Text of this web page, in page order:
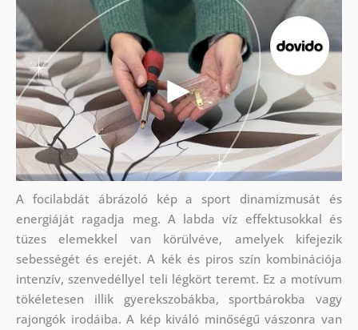
A focilabdát ábrázoló kép a sport dinamizmusát és
energiáját ragadja meg. A labda víz effektusokkal és
tüzes elemekkel van körülvéve, amelyek kifejezik
sebességét és erejét. A kék és piros szín kombinációja
intenzív, szenvedéllyel teli légkört teremt. Ez a motívum
tökéletesen illik gyerekszobákba, sportbárokba vagy
rajongók irodáiba. A kép kiváló minőségű vászonra van